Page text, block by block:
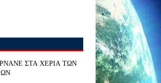
ΣΤΑ ΧΕΡΙΑ ΤΩΝ